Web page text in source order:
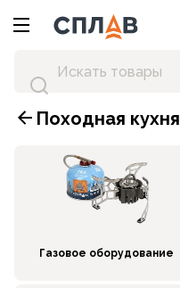
Походная кухня
Газовое оборудование